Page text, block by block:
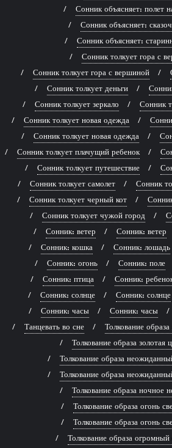
Сонник объясняет: полет
Сонник объясняет:
Сонник объясняет:
Сонник толкует гора с
Сонник толкует гора с вершиной
Сонник толкует деньги
Сонник толкует зеркало
Сонник
Сонник толкует новая одежда
Сонник толкует новая одежда
Сонник толкует плачущий ребенок
Сонник толкует путешествие
Сонник толкует самолет
Сонник
Сонник толкует черный кот
Сонник толкует чужой город
Сонник: ветер
Сонник: ветер
Сонник: кошка
Сонник: лошадь
Сонник: огонь
Сонник: поле
Сонник: птица
Сонник:
Сонник: солнце
Сонник: солнце
Сонник: часы
Сонник: часы
Танцевать во сне
Толкование
Толкование образа золотая
Толкование образа
Толкование образа
Толкование образа ночное
Толкование образа огонь
Толкование образа огонь
Толкование образа огромный